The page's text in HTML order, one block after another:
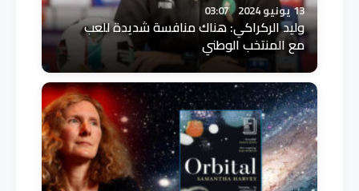
13 يونيو 2024 03:07
وليد الركراكي: هناك منافسة شديدة للعب
مع المنتخب الوطني